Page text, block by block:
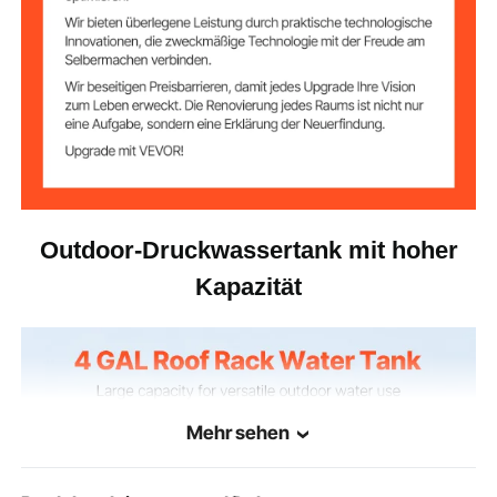
Outdoor-Druckwassertank mit hoher
Kapazität
Mehr sehen